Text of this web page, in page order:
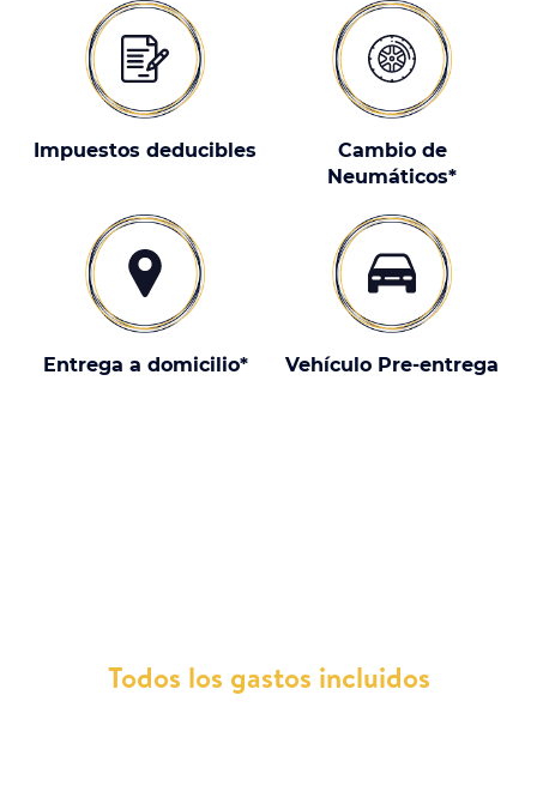
Impuestos deducibles
Cambio de
Neumáticos*
Entrega a domicilio* Vehículo Pre-entrega
Todos los gastos incluidos